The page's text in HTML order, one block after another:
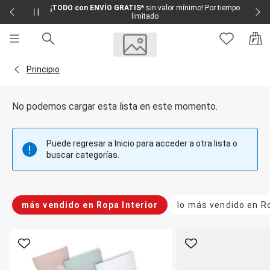
¡TODO con ENVÍO GRATIS* sin valor mínimo! Por tiempo
limitado
Sale Femenino
Todo en Sale
Femenino
Vestidos
Corto y Medio
Bermudas y Shorts
Bermuda
Jean
Shorts
Social
Body
Cropped
Deportivo
Volver a la página Principio
Principio
No podemos cargar esta lista en este momento.
Puede regresar a Inicio para acceder a otra lista o
buscar categorías.
más vendido en Ropa Interior lo más vendido en